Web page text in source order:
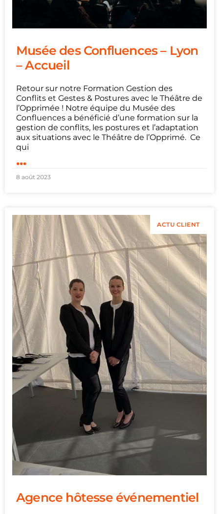
Musée des Confluences – Lyon
– Accueil
Retour sur notre Formation Gestion des
Conflits et Gestes & Postures avec le Théâtre de
l’Opprimée ! Notre équipe du Musée des
Confluences a bénéficié d’une formation sur la
gestion de conflits, les postures et l’adaptation
aux situations avec le Théâtre de l’Opprimé. Ce
qui
...
8 août 2023
ACTU CLIENT
Agence hôtesse événementiel